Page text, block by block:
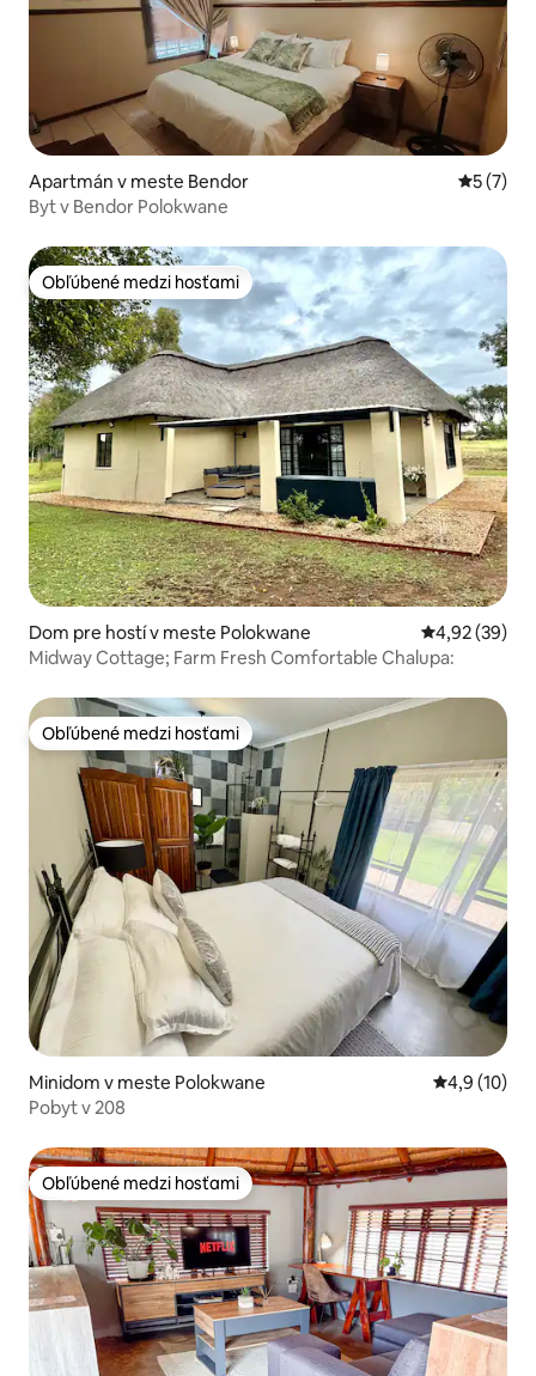
Apartmán v meste Bendor
5 (7)
Byt v Bendor Polokwane
Obľúbené medzi hosťami
Obľúbené medzi hosťami
Dom pre hostí v meste Polokwane Priemerné
4,92 (39)
Midway Cottage; Farm Fresh Comfortable Chalupa:
Obľúbené medzi hosťami
Obľúbené medzi hosťami
Minidom v meste Polokwane Priemerné
4,9 (10)
Pobyt v 208
Obľúbené medzi hosťami
Obľúbené medzi hosťami